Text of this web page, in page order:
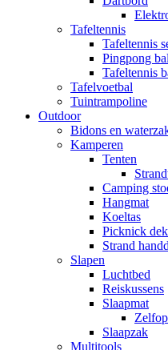
Tafeltennis
Tafeltennis
Pingpong
Tafeltennis
Tafelvoetbal
Tuintrampoline
Outdoor
Bidons en
Kamperen
Tenten
Camping
Hangmat
Koeltas
Picknick
Strand
Slapen
Luchtbed
Reiskussens
Slaapmat
Slaapzak
Multitools